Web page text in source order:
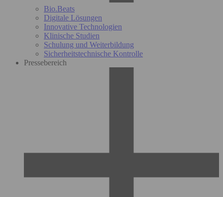
Bio.Beats
Digitale Lösungen
Innovative Technologien
Klinische Studien
Schulung und Weiterbildung
Sicherheitstechnische Kontrolle
Pressebereich